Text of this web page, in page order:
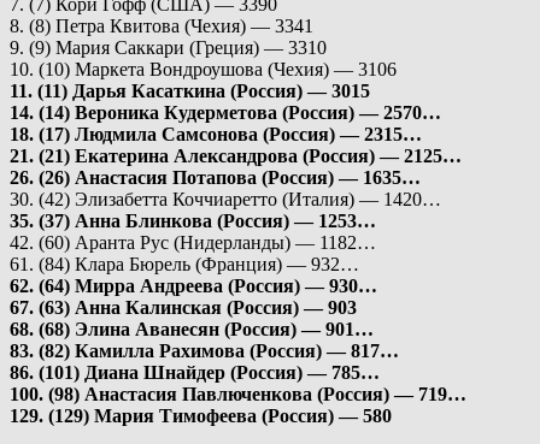
8. (8) Петра Квитова (Чехия) — 3341
9. (9) Мария Саккари (Греция) — 3310
10. (10) Маркета Вондроушова (Чехия) — 3106
11. (11) Дарья Касаткина (Россия) — 3015
14. (14) Вероника Кудерметова (Россия) — 2570…
18. (17) Людмила Самсонова (Россия) — 2315…
21. (21) Екатерина Александрова (Россия) — 2125…
26. (26) Анастасия Потапова (Россия) — 1635…
30. (42) Элизабетта Коччиаретто (Италия) — 1420…
35. (37) Анна Блинкова (Россия) — 1253…
42. (60) Аранта Рус (Нидерланды) — 1182…
61. (84) Клара Бюрель (Франция) — 932…
62. (64) Мирра Андреева (Россия) — 930…
67. (63) Анна Калинская (Россия) — 903
68. (68) Элина Аванесян (Россия) — 901…
83. (82) Камилла Рахимова (Россия) — 817…
86. (101) Диана Шнайдер (Россия) — 785…
100. (98) Анастасия Павлюченкова (Россия) — 719…
129. (129) Мария Тимофеева (Россия) — 580